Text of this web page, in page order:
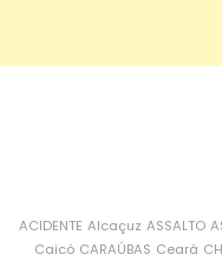
ACIDENTE Alcaçuz ASSALTO
Caicó CARAÚBAS Ceará